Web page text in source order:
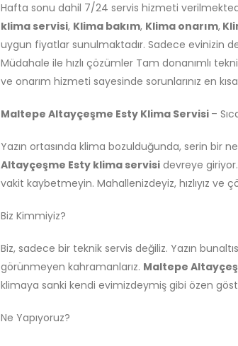
Hafta sonu dahil 7/24 servis hizmeti
klima servisi, Klima bakım, Klima onarım,
uygun fiyatlar sunulmaktadır. Sadece evinizin
Müdahale ile hızlı çözümler Tam donanımlı
ve onarım hizmeti sayesinde sorunlarınız en
Maltepe Altayçeşme Esty Klima Servisi –
Yazın ortasında klima bozulduğunda, serin bir
Altayçeşme Esty klima servisidevreye giriyor.
vakit kaybetmeyin. Mahallenizdeyiz, hızlıyız ve
Biz Kimmiyiz?
Biz, sadece bir teknik servis değiliz. Yazın
görünmeyen kahramanlarız. Maltepe
klimaya sanki kendi evimizdeymiş gibi özen
Ne Yapıyoruz?